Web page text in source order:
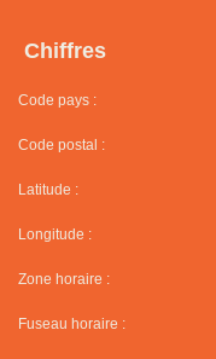
Chiffres
Code pays :
Code postal :
Latitude :
Longitude :
Zone horaire :
Fuseau horaire :